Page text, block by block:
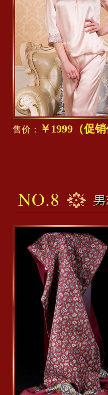
售价： ￥1999（促销